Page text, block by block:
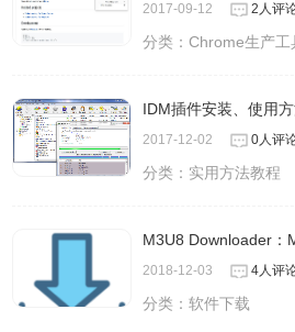
2017-09-12 2人评
分类：Chrome生产工
IDM插件安装、使用
2017-12-02 0人评
分类： 实用方法教程
M3U8 Downloader：
2018-12-03 4人评
分类：软件下载